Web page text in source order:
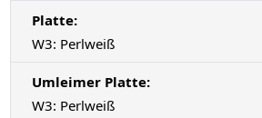
Platte:
W3: Perlweiß
Umleimer Platte:
W3: Perlweiß